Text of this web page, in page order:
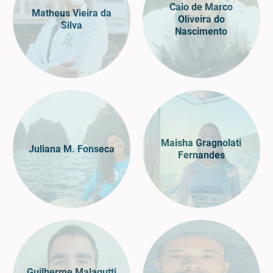
Matheus Vieira da
Silva
Caio de Marco
Oliveira do
Nascimento
Juliana M. Fonseca
Maisha Gragnolati
Fernandes